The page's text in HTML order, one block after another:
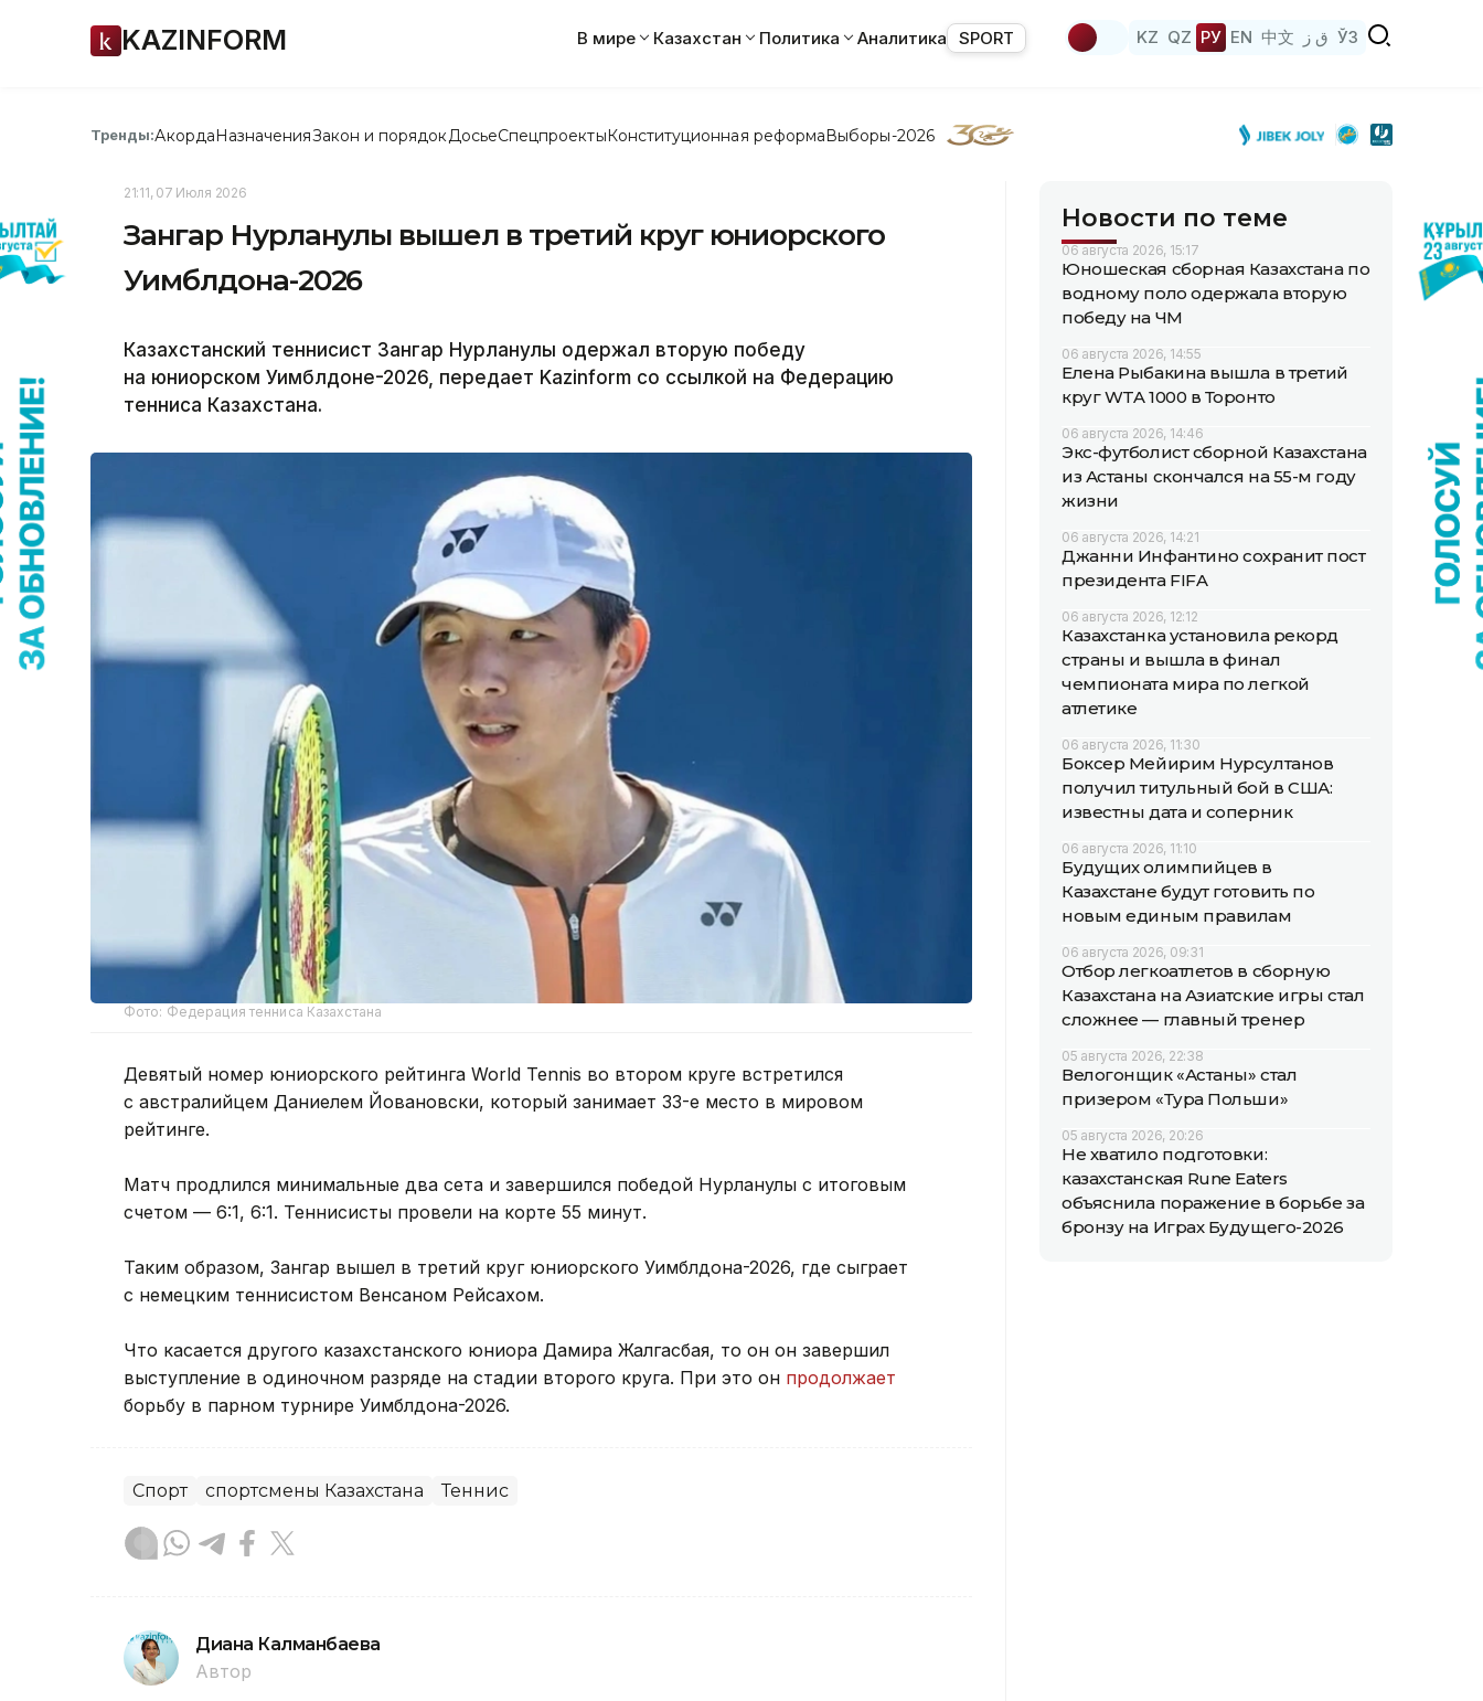
KAZINFORM В мире Казахстан Политика Аналитика SPORT KZ QZ РУ EN 中文 ق ز ЎЗ
Тренды:АкордаНазначенияЗакон и порядок ДосьеСпецпроектыКонституционная реформаВыборы-2026
21:11, 07 Июля 2026
Зангар Нурланулы вышел в третий круг юниорского
Уимблдона-2026
Казахстанский теннисист Зангар Нурланулы одержал вторую победу
на юниорском Уимблдоне-2026, передает Kazinform со ссылкой на Федерацию
тенниса Казахстана.
Фото: Федерация тенниса Казахстана
Девятый номер юниорского рейтинга World Tennis во втором круге встретился
с австралийцем Даниелем Йовановски, который занимает 33-е место в мировом
рейтинге.
Матч продлился минимальные два сета и завершился победой Нурланулы с итоговым
счетом — 6:1, 6:1. Теннисисты провели на корте 55 минут.
Таким образом, Зангар вышел в третий круг юниорского Уимблдона-2026, где сыграет
с немецким теннисистом Венсаном Рейсахом.
Что касается другого казахстанского юниора Дамира Жалгасбая, то он он завершил
выступление в одиночном разряде на стадии второго круга. При это он продолжает
борьбу в парном турнире Уимблдона-2026.
Спорт спортсмены Казахстана Теннис
Диана Калманбаева
Автор
Новости по теме
06 августа 2026, 15:17
Юношеская сборная Казахстана по
водному поло одержала вторую
победу на ЧМ
06 августа 2026, 14:55
Елена Рыбакина вышла в третий
круг WTA 1000 в Торонто
06 августа 2026, 14:46
Экс-футболист сборной Казахстана
из Астаны скончался на 55-м году
жизни
06 августа 2026, 14:21
Джанни Инфантино сохранит пост
президента FIFA
06 августа 2026, 12:12
Казахстанка установила рекорд
страны и вышла в финал
чемпионата мира по легкой
атлетике
06 августа 2026, 11:30
Боксер Мейирим Нурсултанов
получил титульный бой в США:
известны дата и соперник
06 августа 2026, 11:10
Будущих олимпийцев в
Казахстане будут готовить по
новым единым правилам
06 августа 2026, 09:31
Отбор легкоатлетов в сборную
Казахстана на Азиатские игры стал
сложнее — главный тренер
05 августа 2026, 22:38
Велогонщик «Астаны» стал
призером «Тура Польши»
05 августа 2026, 20:26
Не хватило подготовки:
казахстанская Rune Eaters
объяснила поражение в борьбе за
бронзу на Играх Будущего-2026